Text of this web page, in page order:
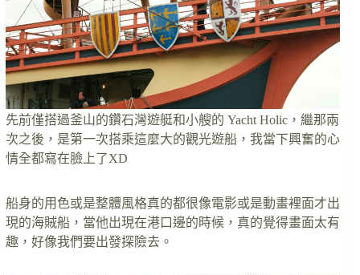
先前僅搭過釜山的鑽石灣遊艇和小艘的 Yacht Holic，繼那兩
次之後，是第一次搭乘這麼大的觀光遊船，我當下興奮的心
情全都寫在臉上了XD
船身的用色或是整體風格真的都很像電影或是動畫裡面才出
現的海賊船，當他出現在港口邊的時候，真的覺得畫面太有
趣，好像我們要出發探險去。